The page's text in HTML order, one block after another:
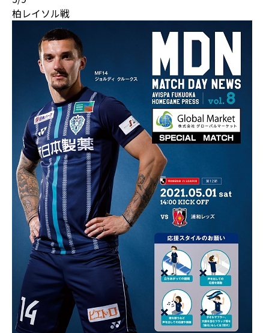
柏レイソル戦